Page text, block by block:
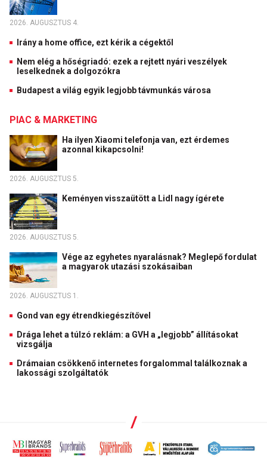
2026. AUGUSZTUS 4.
Irány a home office, ezt kérik a cégektől
Nem elég a hőségriadó: ezek a rejtett nyári veszélyek
leselkednek a dolgozókra
Budapest a világ egyik legjobb távmunkás városa
PIAC & MARKETING
Ha ilyen Xiaomi telefonja van, ezt érdemes
azonnal kikapcsolni!
2026. AUGUSZTUS 5.
Keményen visszaütött a Lidl nagy ígérete
2026. AUGUSZTUS 5.
Vége az egyhetes nyaralásnak? Meglepő fordulat
a magyarok utazási szokásaiban
2026. AUGUSZTUS 1.
Gond van egy étrendkiegészítővel
Drága lehet a túlzó reklám: a GVH a „legjobb” állításokat
vizsgálja
Drámaian csökkenő internetes forgalommal találkoznak a
lakossági szolgáltatók